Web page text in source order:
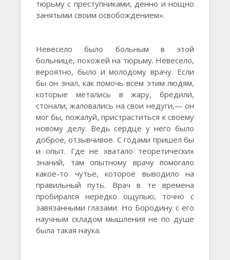
тюрьму с преступниками, денно и нощно
занятыми своим освобождением».
Невесело было больным в этой
больнице, похожей на тюрьму. Невесело,
вероятно, было и молодому врачу. Если
бы он знал, как помочь всем этим людям,
которые метались в жару, бредили,
стонали, жаловались на свои недуги,— он
мог бы, пожалуй, пристраститься к своему
новому делу. Ведь сердце у него было
доброе, отзывчивое. С годами пришел бы
и опыт. Где не хватало теоретических
знаний, там опытному врачу помогало
какое-то чутье, которое выводило на
правильный путь. Врач в те времена
пробирался нередко ощупью, точно с
завязанными глазами. Но Бородину с его
научным складом мышления не по душе
была такая наука.